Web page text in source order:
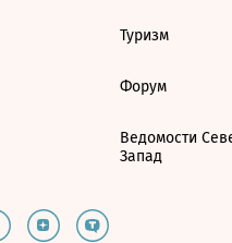
Туризм
Форум
Ведомости
Запад